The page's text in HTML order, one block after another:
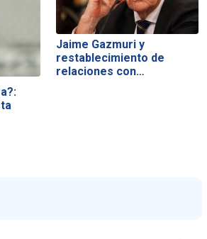
Jaime Gazmuri y
restablecimiento de
relaciones con…